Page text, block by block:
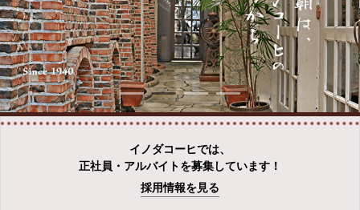
g
a
t
i
o
n
イノダコーヒでは、
正社員・アルバイトを募集しています！
採用情報を見る